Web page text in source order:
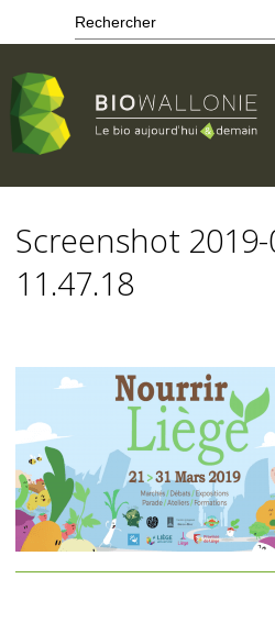
contenu
principal
Screenshot
11.47.18